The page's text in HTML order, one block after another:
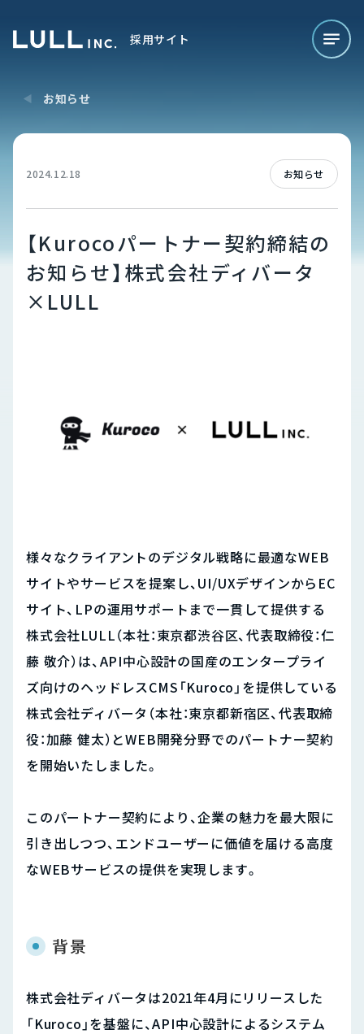
採用サイト
お知らせ
2024.12.18 お知らせ
【Kurocoパートナー契約締結の
お知らせ】株式会社ディバータ
×LULL
様々なクライアントのデジタル戦略に最適なWEB
サイトやサービスを提案し、UI/UXデザインからEC
サイト、LPの運用サポートまで一貫して提供する
株式会社LULL（本社：東京都渋谷区、代表取締役：仁
藤 敬介）は、API中心設計の国産のエンタープライ
ズ向けのヘッドレスCMS「Kuroco」を提供している
株式会社ディバータ（本社：東京都新宿区、代表取締
役：加藤 健太）とWEB開発分野でのパートナー契約
を開始いたしました。
このパートナー契約により、企業の魅力を最大限に
引き出しつつ、エンドユーザーに価値を届ける高度
なWEBサービスの提供を実現します。
背景
株式会社ディバータは2021年4月にリリースした
「Kuroco」を基盤に、API中心設計によるシステム